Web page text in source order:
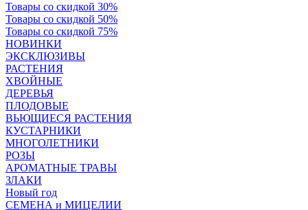
Товары со скидкой 30%
Товары со скидкой 50%
Товары со скидкой 75%
НОВИНКИ
ЭКСКЛЮЗИВЫ
РАСТЕНИЯ
ХВОЙНЫЕ
ДЕРЕВЬЯ
ПЛОДОВЫЕ
ВЬЮЩИЕСЯ РАСТЕНИЯ
КУСТАРНИКИ
МНОГОЛЕТНИКИ
РОЗЫ
АРОМАТНЫЕ ТРАВЫ
ЗЛАКИ
Новый год
СЕМЕНА и МИЦЕЛИИ